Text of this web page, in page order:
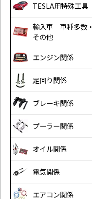
TESLA用特殊工具
輸入車 車種多数・
その他
エンジン関係
足回り関係
ブレーキ関係
プーラー関係
オイル関係
電気関係
エアコン関係